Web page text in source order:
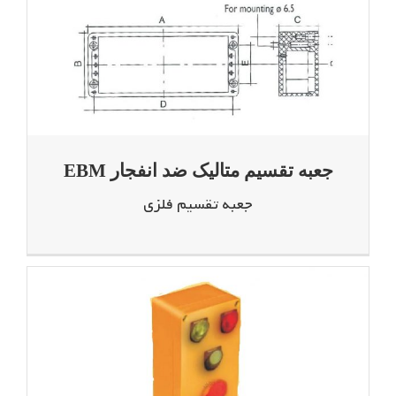
جعبه تقسیم متالیک ضد انفجار EBM
جعبه تقسیم فلزی